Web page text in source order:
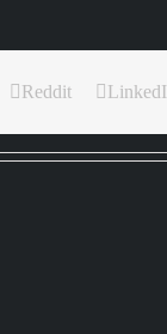
Reddit